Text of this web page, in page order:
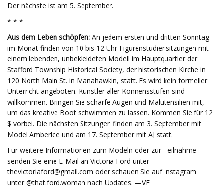
Der nächste ist am 5. September.
* * *
Aus dem Leben schöpfen: An jedem ersten und dritten Sonntag
im Monat finden von 10 bis 12 Uhr Figurenstudiensitzungen mit
einem lebenden, unbekleideten Modell im Hauptquartier der
Stafford Township Historical Society, der historischen Kirche in
120 North Main St. in Manahawkin, statt. Es wird kein formeller
Unterricht angeboten. Künstler aller Könnensstufen sind
willkommen. Bringen Sie scharfe Augen und Malutensilien mit,
um das kreative Boot schwimmen zu lassen. Kommen Sie für 12
$ vorbei. Die nächsten Sitzungen finden am 3. September mit
Model Amberlee und am 17. September mit AJ statt.
Für weitere Informationen zum Modeln oder zur Teilnahme
senden Sie eine E-Mail an Victoria Ford unter
thevictoriaford@gmail.com oder schauen Sie auf Instagram
unter @that.ford.woman nach Updates. —VF